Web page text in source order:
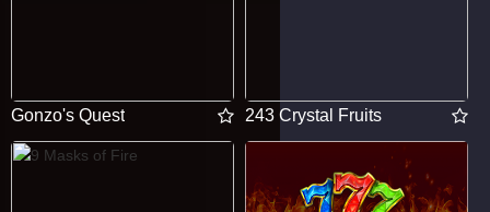
Gonzo's Quest 243 Crystal Fruits